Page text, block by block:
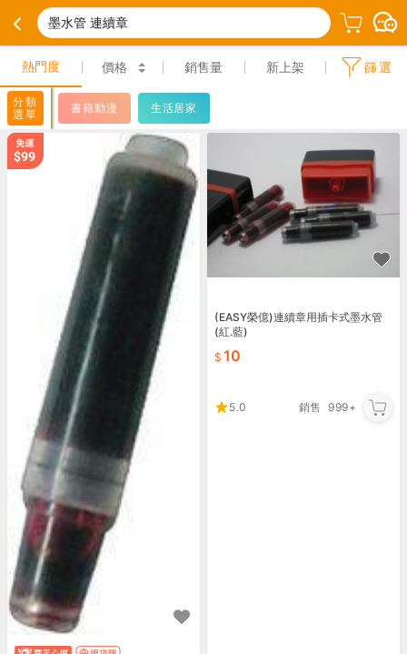
墨水管 連續章
熱門度 價格 銷售量 新上架 篩選
分類
選單
書籍動漫 生活居家
(EASY榮億)連續章用插卡式墨水管
(紅.藍)
10
5.0 銷售 999+